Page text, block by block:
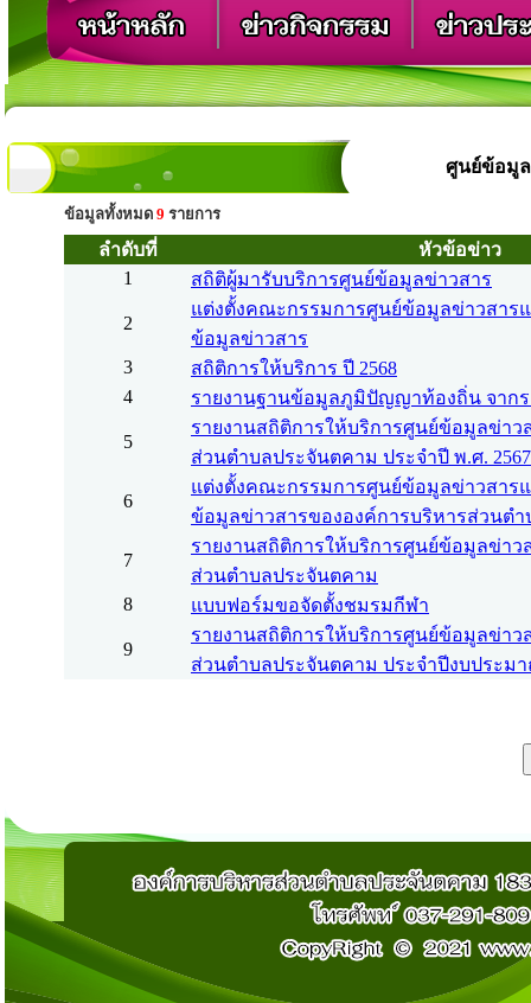
ศูนย์ข้อมู
ข้อมูลทั้งหมด 9 รายการ
ลำดับที่
หัวข้อข่าว
1
สถิติผู้มารับบริการศูนย์ข้อมูลข่าวสาร
2
แต่งตั้งคณะกรรมการศูนย์ข้อมูลข่าวสาร
ข้อมูลข่าวสาร
3
สถิติการให้บริการ ปี 2568
4
รายงานฐานข้อมูลภูมิปัญญาท้องถิ่น จากร
5
รายงานสถิติการให้บริการศูนย์ข้อมูลข่าว
ส่วนตำบลประจันตคาม ประจำปี พ.ศ. 2567
6
แต่งตั้งคณะกรรมการศูนย์ข้อมูลข่าวสาร
ข้อมูลข่าวสารขององค์การบริหารส่วนต
7
รายงานสถิติการให้บริการศูนย์ข้อมูลข่าว
ส่วนตำบลประจันตคาม
8
แบบฟอร์มขอจัดตั้งชมรมกีฬา
9
รายงานสถิติการให้บริการศูนย์ข้อมูลข่าว
ส่วนตำบลประจันตคาม ประจำปีงบประมา